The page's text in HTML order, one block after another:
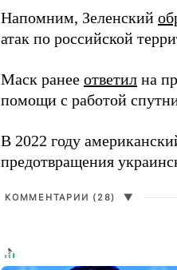
Напомним, Зеленский
атак по российской
Маск ранее ответил на
помощи с работой
В 2022 году
предотвращения
КОММЕНТАРИИ (28) ▼